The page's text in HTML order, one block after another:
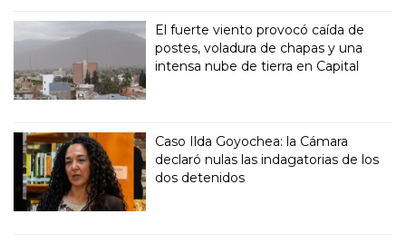
El fuerte viento provocó caída de
postes, voladura de chapas y una
intensa nube de tierra en Capital
Caso Ilda Goyochea: la Cámara
declaró nulas las indagatorias de los
dos detenidos